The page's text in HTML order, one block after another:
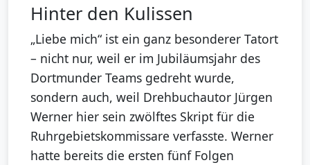
Hinter den Kulissen
„Liebe mich“ ist ein ganz besonderer Tatort
– nicht nur, weil er im Jubiläumsjahr des
Dortmunder Teams gedreht wurde,
sondern auch, weil Drehbuchautor Jürgen
Werner hier sein zwölftes Skript für die
Ruhrgebietskommissare verfasste. Werner
hatte bereits die ersten fünf Folgen